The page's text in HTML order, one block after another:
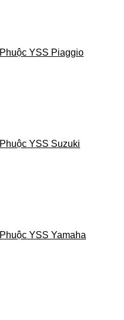
Phuộc YSS Piaggio
Phuộc YSS Suzuki
Phuộc YSS Yamaha